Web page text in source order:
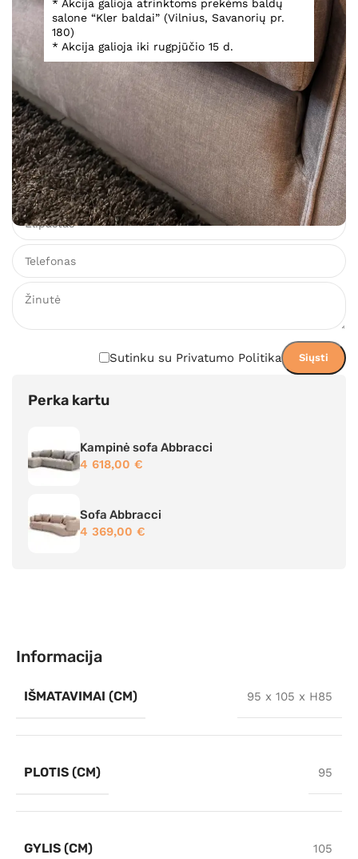
* Akcija galioja atrinktoms prekėms baldų
salone “Kler baldai” (Vilnius, Savanorių pr.
180)
* Akcija galioja iki rugpjūčio 15 d.
Fotelis Abbracci
1 918,00€
Įsiminti Gamintojo svetainė Išmatavimai
Teirautis dėl prekės
Sutinku su Privatumo Politika
Perka kartu
Kampinė sofa Abbracci
4 618,00 €
Sofa Abbracci
4 369,00 €
Informacija
IŠMATAVIMAI (CM) 95 x 105 x H85
PLOTIS (CM) 95
GYLIS (CM) 105